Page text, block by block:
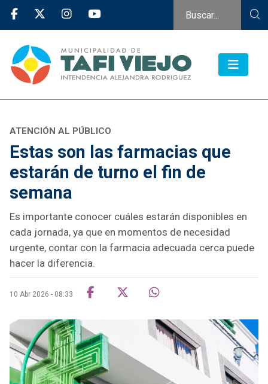
ATENCIÓN AL PÚBLICO
Estas son las farmacias que
estarán de turno el fin de
semana
Es importante conocer cuáles estarán disponibles en
cada jornada, ya que en momentos de necesidad
urgente, contar con la farmacia adecuada cerca puede
hacer la diferencia.
10 Abr 2026 - 08:33